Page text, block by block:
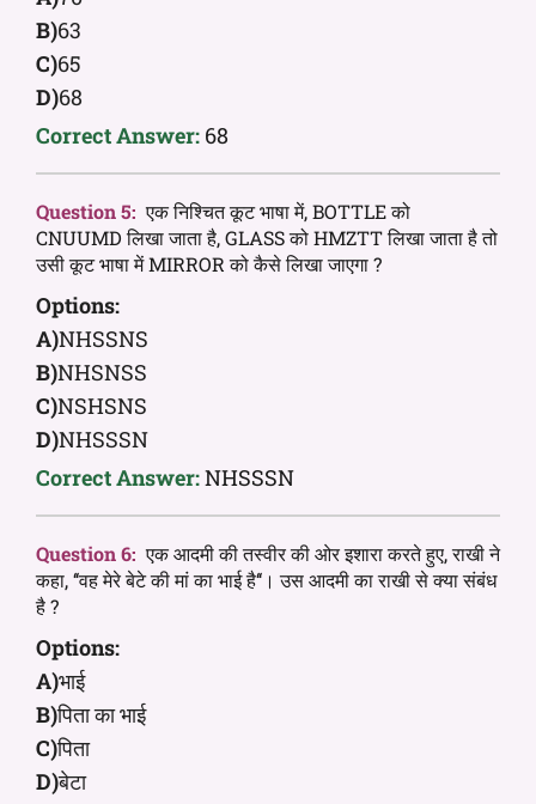
B)63
C)65
D)68
Correct Answer: 68
Question 5: एक निश्चित कूट भाषा में, BOTTLE को
CNUUMD लिखा जाता है, GLASS को HMZTT लिखा जाता है तो
उसी कूट भाषा में MIRROR को कैसे लिखा जाएगा ?
Options:
A)NHSSNS
B)NHSNSS
C)NSHSNS
D)NHSSSN
Correct Answer:NHSSSN
Question 6: एक आदमी की तस्वीर की ओर इशारा करते हुए, राखी ने
कहा, ‘‘वह मेरे बेटे की मां का भाई है‘‘। उस आदमी का राखी से क्या संबंध
है ?
Options:
A)भाई
B)पिता का भाई
C)पिता
D)बेटा